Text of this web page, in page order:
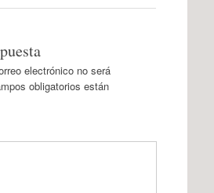
electrónico no será
obligatorios están